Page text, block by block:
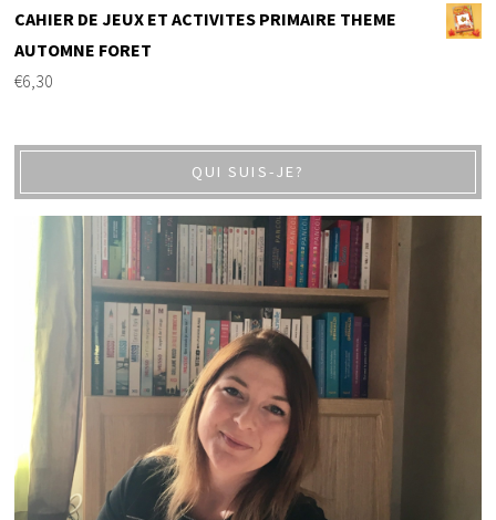
CAHIER DE JEUX ET ACTIVITES PRIMAIRE THEME
AUTOMNE FORET
€6,30
QUI SUIS-JE?